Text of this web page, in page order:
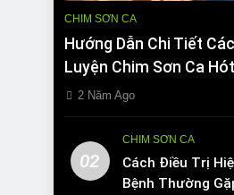
CHIM SƠN CA
Hướng Dẫn Chi Tiết
Luyện Chim Sơn Ca
2 Năm Ago
02
CHIM SƠN CA
Cách Điều Trị
Bệnh Thường